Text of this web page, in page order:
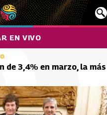
EN VIVO
3,4% en marzo, la más